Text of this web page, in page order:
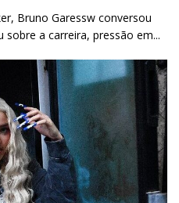
Bruno Garessw conversou
a carreira, pressão em...